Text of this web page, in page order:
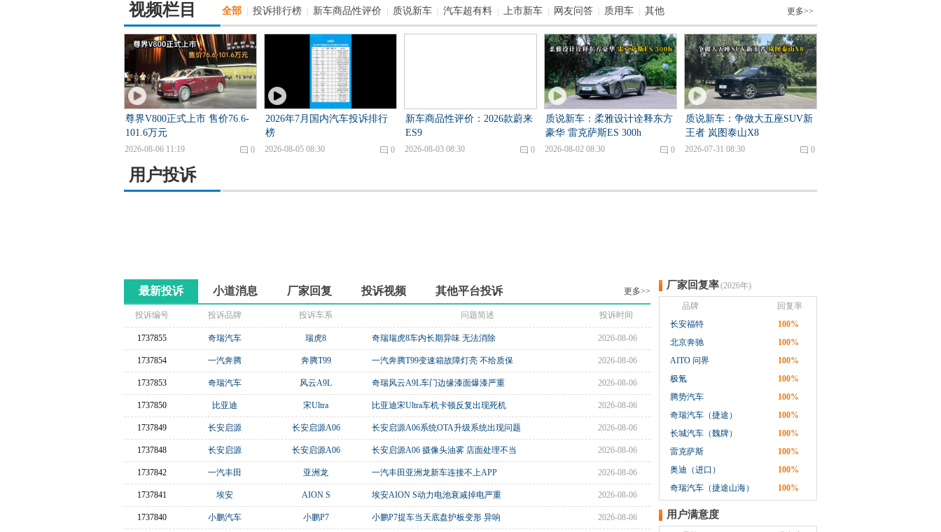
视频栏目 更多>>
全部 投诉排行榜 新车商品性评价 质说新车 汽车超有料 上市新车 网友问答 质用车 其他
尊界V800正式上市 售价76.6-
101.6万元
0
2026-08-06 11:19
2026年7月国内汽车投诉排行
榜
0
2026-08-05 08:30
新车商品性评价：2026款蔚来
ES9
0
2026-08-03 08:30
质说新车：柔雅设计诠释东方
豪华 雷克萨斯ES 300h
0
2026-08-02 08:30
质说新车：争做大五座SUV新
王者 岚图泰山X8
0
2026-07-31 08:30
用户投诉
最新投诉 小道消息 厂家回复 投诉视频 其他平台投诉 更多>>
投诉编号 投诉品牌 投诉车系 问题简述 投诉时间
1737855 奇瑞汽车 瑞虎8 奇瑞瑞虎8车内长期异味 无法消除 2026-08-06
1737854 一汽奔腾 奔腾T99 一汽奔腾T99变速箱故障灯亮 不给质保 2026-08-06
1737853 奇瑞汽车 风云A9L 奇瑞风云A9L车门边缘漆面爆漆严重 2026-08-06
1737850 比亚迪 宋Ultra 比亚迪宋Ultra车机卡顿反复出现死机 2026-08-06
1737849 长安启源 长安启源A06 长安启源A06系统OTA升级系统出现问题 2026-08-06
1737848 长安启源 长安启源A06 长安启源A06 摄像头油雾 店面处理不当 2026-08-06
1737842 一汽丰田 亚洲龙 一汽丰田亚洲龙新车连接不上APP 2026-08-06
1737841 埃安 AION S 埃安AION S动力电池衰减掉电严重 2026-08-06
1737840 小鹏汽车 小鹏P7 小鹏P7提车当天底盘护板变形 异响 2026-08-06
厂家回复率(2026年)
品牌
回复率
长安福特
100%
北京奔驰
100%
AITO 问界
100%
极氪
100%
腾势汽车
100%
奇瑞汽车（捷途）
100%
长城汽车（魏牌）
100%
雷克萨斯
100%
奥迪（进口）
100%
奇瑞汽车（捷途山海）
100%
用户满意度